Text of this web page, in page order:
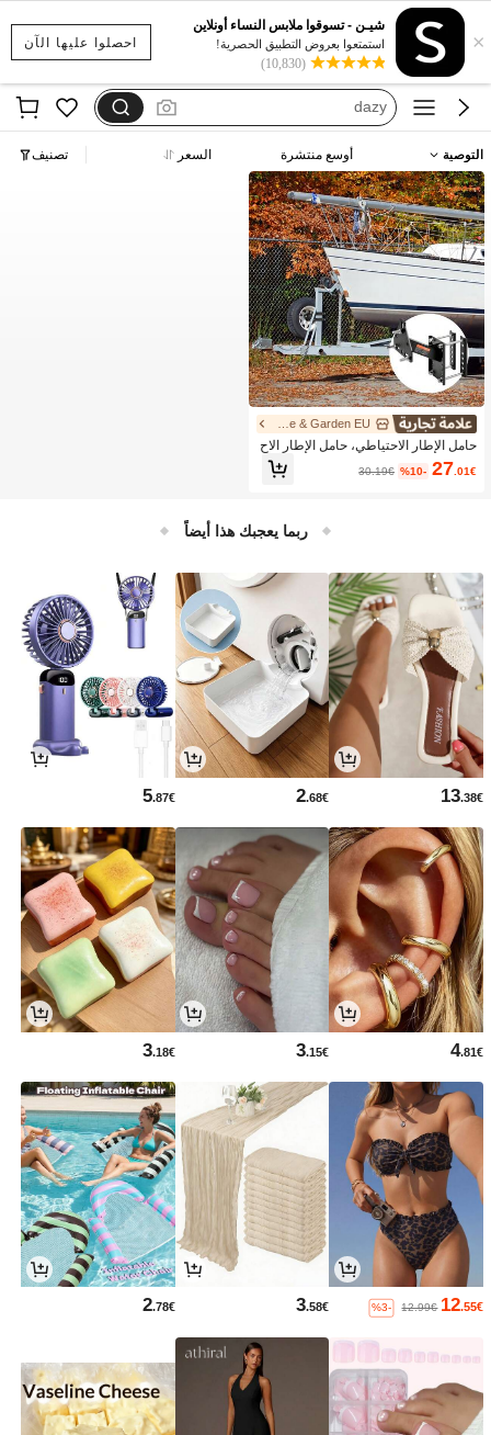
احصلوا عليها الآن ×
شيـن - تسوقوا ملابس النساء أونلاين
استمتعوا بعروض التطبيق الحصرية!
(10,830)
motf
فستان يخفي الكرش
dazy
بيجامات شتوية مقاس كبير
motf
التوصية أوسع منتشرة السعر تصنيف
Home & Garden EU
حامل الإطار الاحتياطي، حامل الإطار الاح
تياطي للمقطورة، سعة 160 رطل، إكس
سوارات المقطورة متعددة الاستخدامات ت
5 بوصة و 4.5 بوصة و 4.75 بوصة و 5 بوص
27 .01€
%10-
30.19€
ربما يعجبك هذا أيضاً
13.38€
2.68€
5.87€
4.81€
3.15€
3.18€
12.55€
12.99€
%3-
3.58€
2.78€